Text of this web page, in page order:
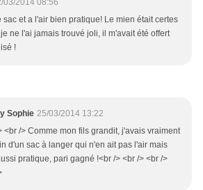
03/2014 08:56
sac et a l'air bien pratique! Le mien était certes
ne l'ai jamais trouvé joli, il m'avait été offert
!
Sophie 25/03/2014 13:22
<br /> Comme mon fils grandit, j'avais vraiment
d'un sac à langer qui n'en ait pas l'air mais
pratique, pari gagné !<br /> <br /> <br />